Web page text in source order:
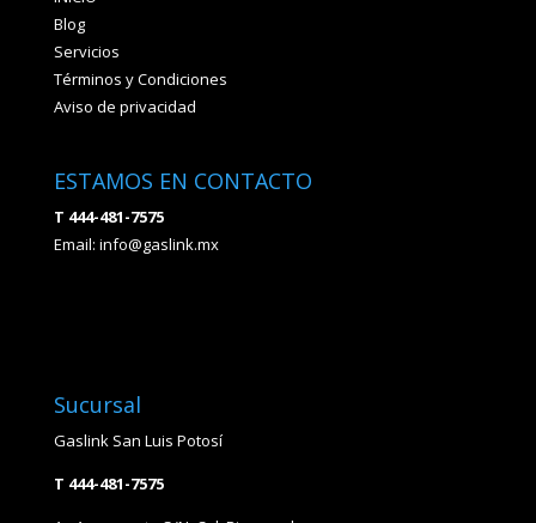
Blog
Servicios
Términos y Condiciones
Aviso de privacidad
ESTAMOS EN CONTACTO
T 444-481-7575
Email: info@gaslink.mx
Sucursal
Gaslink San Luis Potosí
T 444-481-7575